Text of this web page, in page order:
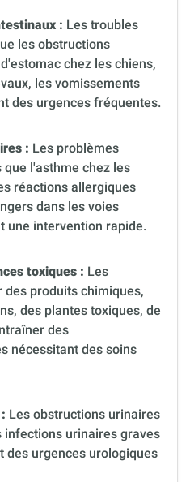
: Les troubles
les obstructions
chez les chiens,
les vomissements
des urgences fréquentes.
: Les problèmes
l'asthme chez les
réactions allergiques
dans les voies
une intervention rapide.
toxiques : Les
produits chimiques,
des plantes toxiques, de
des
nécessitant des soins
Les obstructions urinaires
infections urinaires graves
des urgences urologiques